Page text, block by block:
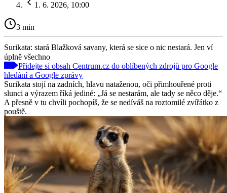
1. 6. 2026, 10:00
3 min
Surikata: stará Blažková savany, která se sice o nic nestará. Jen ví
úplně všechno
Přidejte si obsah Centrum.cz do oblíbených zdrojů pro Google
hledání a Google zprávy
Surikata stojí na zadních, hlavu nataženou, oči přimhouřené proti
slunci a výrazem říká jediné: „Já se nestarám, ale tady se něco děje.“
A přesně v tu chvíli pochopíš, že se nedíváš na roztomilé zvířátko z
pouště.